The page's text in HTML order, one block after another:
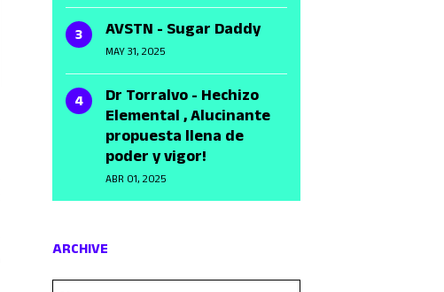
AVSTN - Sugar Daddy
MAY 31, 2025
Dr Torralvo - Hechizo
Elemental , Alucinante
propuesta llena de
poder y vigor!
ABR 01, 2025
ARCHIVE